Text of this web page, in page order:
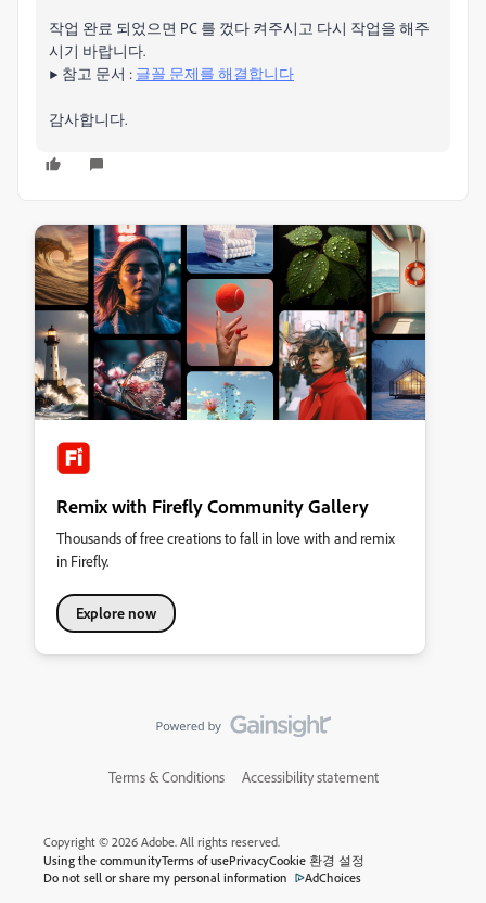
작업 완료 되었으면 PC 를 껐다 켜주시고 다시 작업을 해주
시기 바랍니다.
▶ 참고 문서 : 글꼴 문제를 해결합니다
감사합니다.
Remix with Firefly Community Gallery
Thousands of free creations to fall in love with and remix
in Firefly.
Explore now
Terms & Conditions Accessibility statement
Copyright © 2026 Adobe. All rights reserved.
Using the communityTerms of usePrivacyCookie 환경 설정
Do not sell or share my personal information
AdChoices